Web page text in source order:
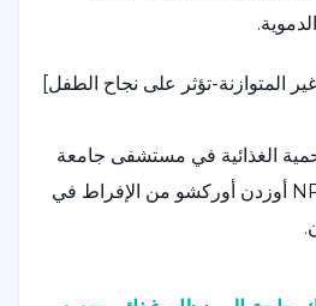
الغذائية في مستشفى جامعة
أوسكودار NPISTANBUL أوزدن أوركشو من الإفراط في